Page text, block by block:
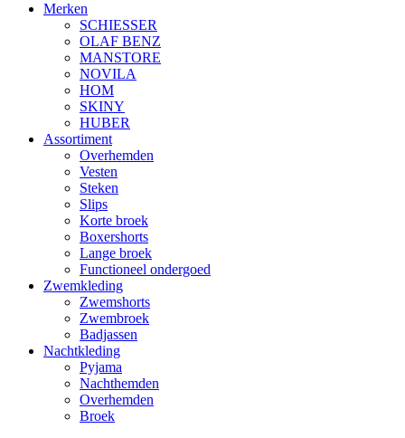
Merken
SCHIESSER
OLAF BENZ
MANSTORE
NOVILA
HOM
SKINY
HUBER
Assortiment
Overhemden
Vesten
Steken
Slips
Korte broek
Boxershorts
Lange broek
Functioneel ondergoed
Zwemkleding
Zwemshorts
Zwembroek
Badjassen
Nachtkleding
Pyjama
Nachthemden
Overhemden
Broek